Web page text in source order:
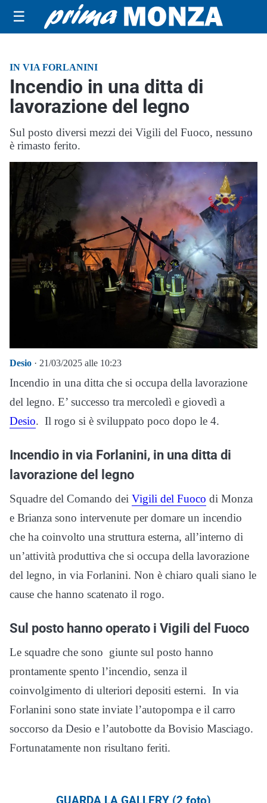
☰
IN VIA FORLANINI
Incendio in una ditta di
lavorazione del legno
Sul posto diversi mezzi dei Vigili del Fuoco, nessuno
è rimasto ferito.
Desio · 21/03/2025 alle 10:23
Incendio in una ditta che si occupa della lavorazione
del legno. E’ successo tra mercoledì e giovedì a
Desio. Il rogo si è sviluppato poco dopo le 4.
Incendio in via Forlanini, in una ditta di
lavorazione del legno
Squadre del Comando dei Vigili del Fuoco di Monza
e Brianza sono intervenute per domare un incendio
che ha coinvolto una struttura esterna, all’interno di
un’attività produttiva che si occupa della lavorazione
del legno, in via Forlanini. Non è chiaro quali siano le
cause che hanno scatenato il rogo.
Sul posto hanno operato i Vigili del Fuoco
Le squadre che sono giunte sul posto hanno
prontamente spento l’incendio, senza il
coinvolgimento di ulteriori depositi esterni. In via
Forlanini sono state inviate l’autopompa e il carro
soccorso da Desio e l’autobotte da Bovisio Masciago.
Fortunatamente non risultano feriti.